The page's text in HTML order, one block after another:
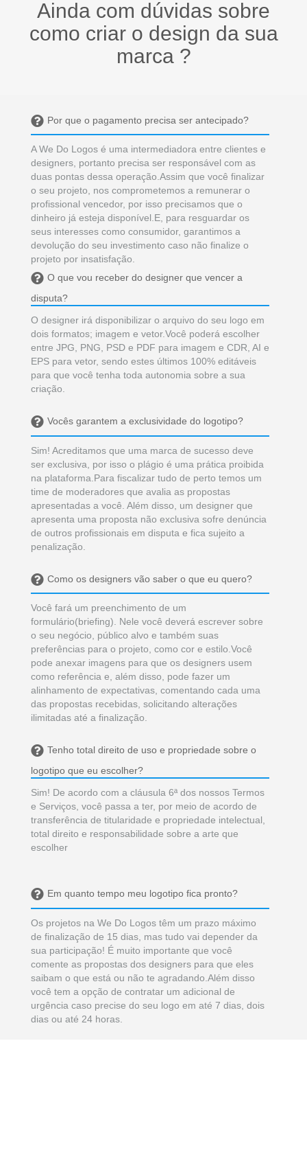
Ainda com dúvidas sobre
como criar o design da sua
marca ?
Por que o pagamento precisa ser antecipado?
A We Do Logos é uma intermediadora entre clientes e
designers, portanto precisa ser responsável com as
duas pontas dessa operação.Assim que você finalizar
o seu projeto, nos comprometemos a remunerar o
profissional vencedor, por isso precisamos que o
dinheiro já esteja disponível.E, para resguardar os
seus interesses como consumidor, garantimos a
devolução do seu investimento caso não finalize o
projeto por insatisfação.
O que vou receber do designer que vencer a
disputa?
O designer irá disponibilizar o arquivo do seu logo em
dois formatos; imagem e vetor.Você poderá escolher
entre JPG, PNG, PSD e PDF para imagem e CDR, AI e
EPS para vetor, sendo estes últimos 100% editáveis
para que você tenha toda autonomia sobre a sua
criação.
Vocês garantem a exclusividade do logotipo?
Sim! Acreditamos que uma marca de sucesso deve
ser exclusiva, por isso o plágio é uma prática proibida
na plataforma.Para fiscalizar tudo de perto temos um
time de moderadores que avalia as propostas
apresentadas a você. Além disso, um designer que
apresenta uma proposta não exclusiva sofre denúncia
de outros profissionais em disputa e fica sujeito a
penalização.
Como os designers vão saber o que eu quero?
Você fará um preenchimento de um
formulário(briefing). Nele você deverá escrever sobre
o seu negócio, público alvo e também suas
preferências para o projeto, como cor e estilo.Você
pode anexar imagens para que os designers usem
como referência e, além disso, pode fazer um
alinhamento de expectativas, comentando cada uma
das propostas recebidas, solicitando alterações
ilimitadas até a finalização.
Tenho total direito de uso e propriedade sobre o
logotipo que eu escolher?
Sim! De acordo com a cláusula 6ª dos nossos Termos
e Serviços, você passa a ter, por meio de acordo de
transferência de titularidade e propriedade intelectual,
total direito e responsabilidade sobre a arte que
escolher
Em quanto tempo meu logotipo fica pronto?
Os projetos na We Do Logos têm um prazo máximo
de finalização de 15 dias, mas tudo vai depender da
sua participação! É muito importante que você
comente as propostas dos designers para que eles
saibam o que está ou não te agradando.Além disso
você tem a opção de contratar um adicional de
urgência caso precise do seu logo em até 7 dias, dois
dias ou até 24 horas.